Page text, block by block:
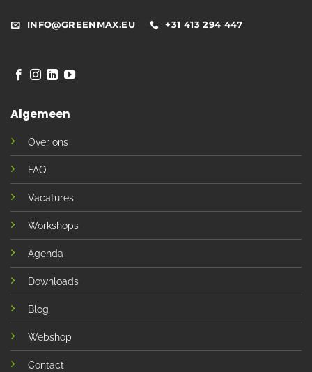
INFO@GREENMAX.EU +31 413 294 447
Algemeen
Over ons
FAQ
Vacatures
Workshops
Agenda
Downloads
Blog
Webshop
Contact